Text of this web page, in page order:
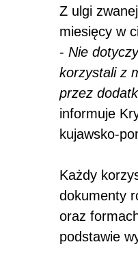
Z ulgi
miesięcy w
- Nie
korzystali z
przez
informuje
kujawsko-
Każdy
dokumenty
oraz
podstawie